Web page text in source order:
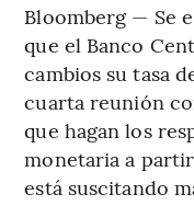
Bloomberg — Se
que el Banco
cambios su tasa
cuarta reunión
que hagan los
monetaria a
está suscitando